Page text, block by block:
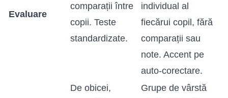
Evaluare
comparații între
copii. Teste
standardizate.
individual al
fiecărui copil, fără
comparații sau
note. Accent pe
auto-corectare.
De obicei,
Grupe de vârstă